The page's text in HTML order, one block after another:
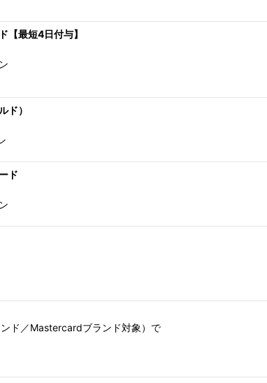
【最短4日付与】
ド）
ド
ド／Mastercardブランド対象） で